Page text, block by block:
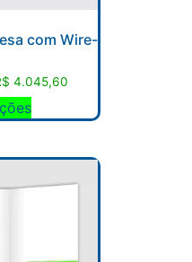
com Wire-
4.045,60